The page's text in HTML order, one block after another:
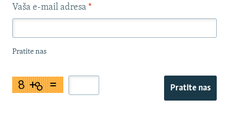
Vaša e-mail adresa *
Pratite nas
Pratite nas